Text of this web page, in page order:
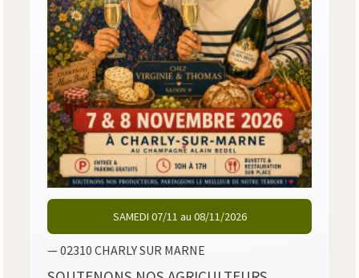
SAMEDI 07/11 au 08/11/2026
— 02310 CHARLY SUR MARNE